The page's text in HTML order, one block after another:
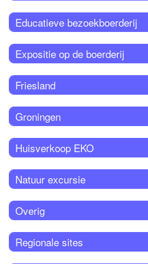
Educatieve bezoekboerderij
Expositie op de boerderij
Friesland
Groningen
Huisverkoop EKO
Natuur excursie
Overig
Regionale sites